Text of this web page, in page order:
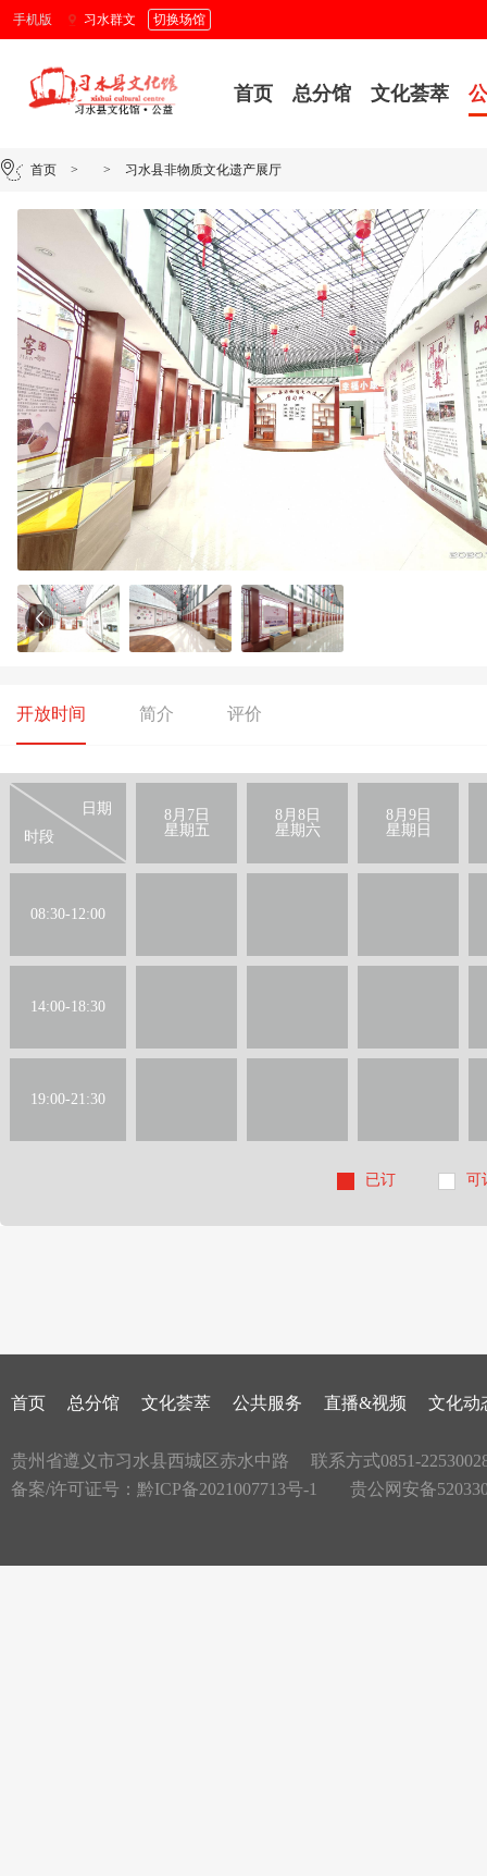
手机版 习水群文 切换场馆
首页 总分馆 文化荟萃
首页 > > 习水县非物质文化遗产展厅
开放时间 简介 评价
日期
时段
8月7日
星期五
8月8日
星期六
8月9日
星期日
08:30-12:00
14:00-18:30
19:00-21:30
已订 可
首页 总分馆 文化荟萃 公共服务 直播&视频 文化动
贵州省遵义市习水县西城区赤水中路
联系方式0851-
备案/许可证号： 黔ICP备2021007713号-1 贵公网安备